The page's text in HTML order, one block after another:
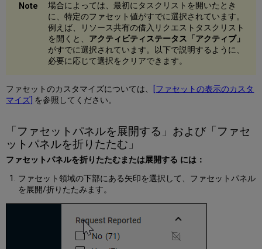
タ
ス
ト
情
報
ザ
ー
情
ポ
ッ
プ
場合によっては、最初にタスクリストを開いたとき
に、特定のファセット値がすでに選択されています。
例えば、リソース共有の借入リクエストタスクリスト
を開くと、 アクティビティステータス「アクティブ」
がすでに選択されています。以下で説明するように、
必要に応じて選択をクリアできます。
ファセットのカスタマイズについては、
[ファセットの表示のカスタ
マイズ] を参照してください。
「ファセットパネルを展開する」および「ファセ
ットパネルを折りたたむ」
ファセットパネルを折りたたむまたは展開する には：
ファセット領域の下部にある矢印を選択して、ファセットパネル
を展開/折りたたみます。